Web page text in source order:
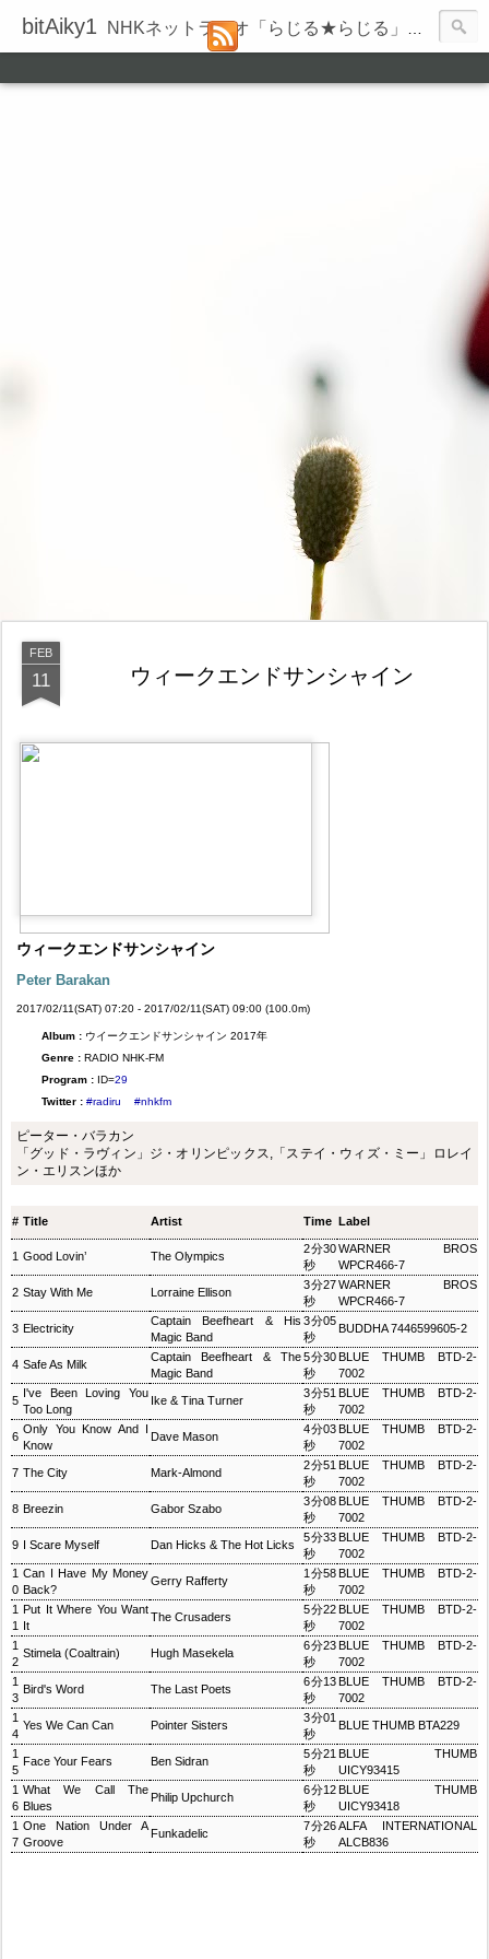
bitAiky1 NHKネットラジオ「らじる★らじる」の録音履歴
FEB
11 ウィークエンドサンシャイン
ウィークエンドサンシャイン
Peter Barakan
2017/02/11(SAT) 07:20 - 2017/02/11(SAT) 09:00 (100.0m)
Album : ウイークエンドサンシャイン 2017年
Genre : RADIO NHK-FM
Program : ID=29
Twitter : #radiru #nhkfm
ピーター・バラカン
「グッド・ラヴィン」ジ・オリンピックス,「ステイ・ウィズ・ミー」ロレイ
ン・エリスンほか
# Title Artist Time Label
1 Good Lovin’ The Olympics
2分30
秒
WARNER BROS
WPCR466-7
2 Stay With Me Lorraine Ellison
3分27
秒
WARNER BROS
WPCR466-7
3 Electricity
Captain Beefheart & His
Magic Band
3分05
秒
BUDDHA 7446599605-2
4 Safe As Milk
Captain Beefheart & The
Magic Band
5分30
秒
BLUE THUMB BTD-2-
7002
5
I've Been Loving You
Too Long
Ike & Tina Turner
3分51
秒
BLUE THUMB BTD-2-
7002
6
Only You Know And I
Know
Dave Mason
4分03
秒
BLUE THUMB BTD-2-
7002
7 The City Mark-Almond
2分51
秒
BLUE THUMB BTD-2-
7002
8 Breezin Gabor Szabo
3分08
秒
BLUE THUMB BTD-2-
7002
9 I Scare Myself Dan Hicks & The Hot Licks
5分33
秒
BLUE THUMB BTD-2-
7002
1
0
Can I Have My Money
Back?
Gerry Rafferty
1分58
秒
BLUE THUMB BTD-2-
7002
1
1
Put It Where You Want
It
The Crusaders
5分22
秒
BLUE THUMB BTD-2-
7002
1
2
Stimela (Coaltrain) Hugh Masekela
6分23
秒
BLUE THUMB BTD-2-
7002
1
3
Bird's Word The Last Poets
6分13
秒
BLUE THUMB BTD-2-
7002
1
4
Yes We Can Can Pointer Sisters
3分01
秒
BLUE THUMB BTA229
1
5
Face Your Fears Ben Sidran
5分21
秒
BLUE THUMB
UICY93415
1
6
What We Call The
Blues
Philip Upchurch
6分12
秒
BLUE THUMB
UICY93418
1
7
One Nation Under A
Groove
Funkadelic
7分26
秒
ALFA INTERNATIONAL
ALCB836